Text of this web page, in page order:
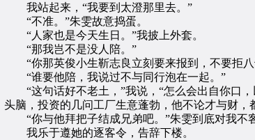
我站起来，“我要到太澄那里去。”
“不准。”朱雯故意捣蛋。
“人家也是今天生日。”我披上外套。
“那我岂不是没人陪。”
“你那英俊小生靳志良立刻要来报到，不要拒八
“谁要他陪，我说过不与同行泡在一起。”
“这句话好不老土，”我说，“怎么会出自你口，
头脑，投资的几问工厂生意蓬勃，他不论才与财，
“你与他拜把子结成兄弟吧。”朱雯到底对我不
我乐于遵她的逐客令，告辞下楼。